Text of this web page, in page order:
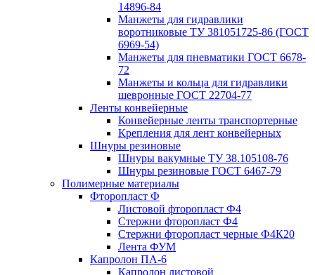
14896-84
Манжеты для гидравлики
воротниковые ТУ 381051725-86 (ГОСТ
6969-54)
Манжеты для пневматики ГОСТ 6678-
72
Манжеты и кольца для гидравлики
шевронные ГОСТ 22704-77
Ленты конвейерные
Конвейерные ленты транспортерные
Крепления для лент конвейерных
Шнуры резиновые
Шнуры вакумные ТУ 38.105108-76
Шнуры резиновые ГОСТ 6467-79
Полимерные материалы
Фторопласт Ф
Листовой фторопласт Ф4
Стержни фторопласт Ф4
Стержни фторопласт черные Ф4К20
Лента ФУМ
Капролон ПА-6
Капролон листовой